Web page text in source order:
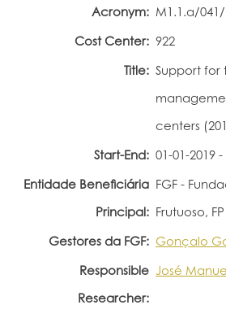
Acronym: M1.1.a/
Cost Center: 922
Title: Support for
centers
Start-End: 01-01-2019
Entidade Beneficiária
Principal:
FGF -
Frutuoso, FP
Gestores da FGF: Gonçalo
Responsible
Researcher:
José